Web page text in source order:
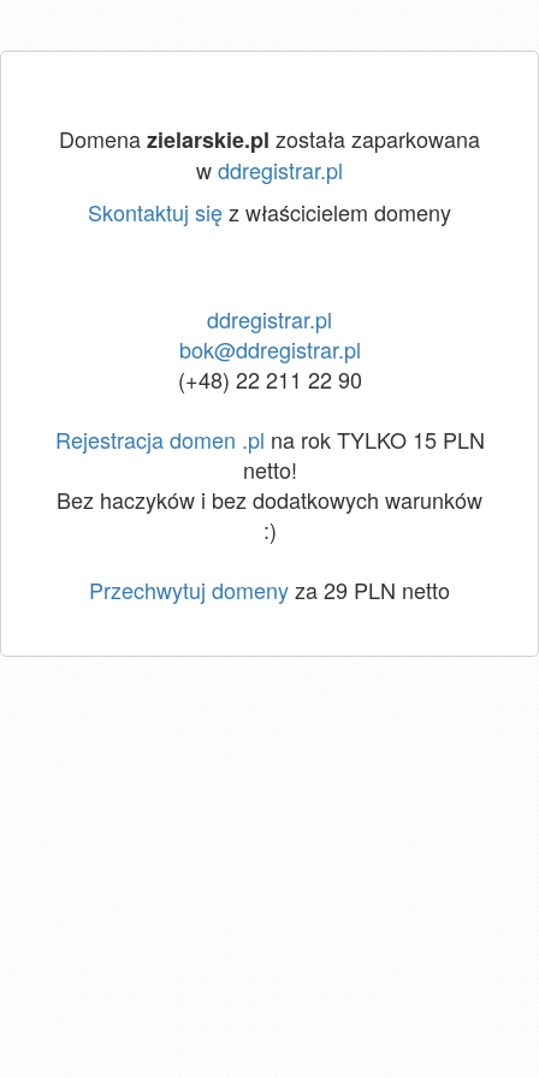
Domenazielarskie.pl została zaparkowana
wddregistrar.pl
Skontaktuj sięz właścicielem domeny
ddregistrar.pl
bok@ddregistrar.pl
(+48) 22 211 22 90
Rejestracja domen .pl na rok TYLKO 15 PLN
netto!
Bez haczyków i bez dodatkowych warunków
:)
Przechwytuj domenyza 29 PLN netto